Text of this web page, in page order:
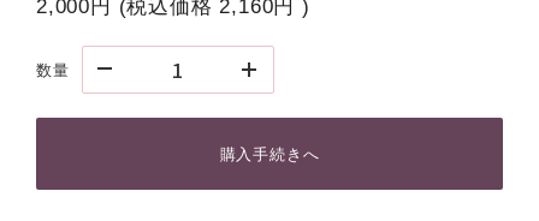
2,000円 (税込価格2,160円 )
数量
購入手続きへ